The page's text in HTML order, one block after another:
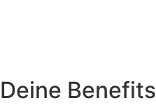
Deine Benefits